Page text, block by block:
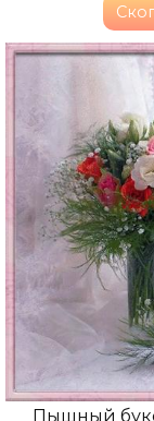
Пышный